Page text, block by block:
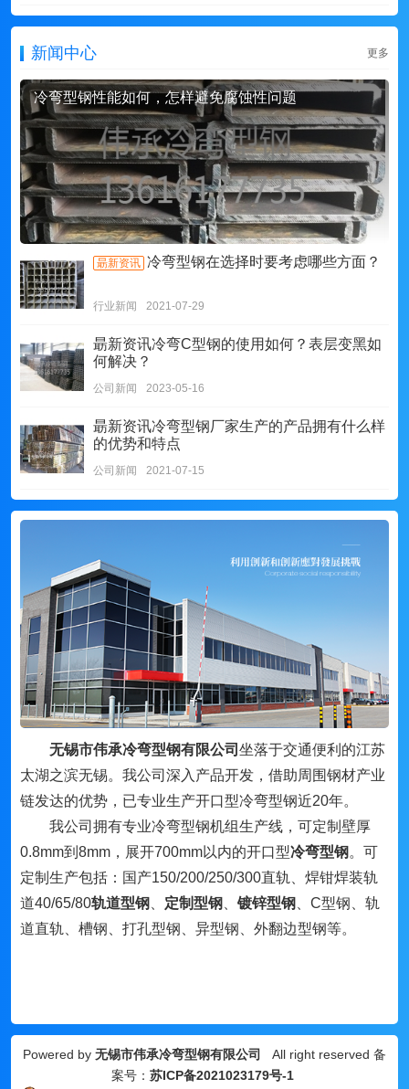
新闻中心 更多
冷弯型钢性能如何，怎样避免腐蚀性问题
朂新资讯 冷弯型钢在选择时要考虑哪些方面？
行业新闻 2021-07-29
朂新资讯冷弯C型钢的使用如何？表层变黑如
何解决？
公司新闻 2023-05-16
朂新资讯冷弯型钢厂家生产的产品拥有什么样
的优势和特点
公司新闻 2021-07-15
无锡市伟承冷弯型钢有限公司 坐落于交通便利的江苏
太湖之滨无锡。我公司深入产品开发，借助周围钢材产业
链发达的优势，已专业生产开口型冷弯型钢近20年。
我公司拥有专业冷弯型钢机组生产线，可定制壁厚
0.8mm到8mm，展开700mm以内的开口型冷弯型钢 。可
定制生产包括：国产150/200/250/300直轨、焊钳焊装轨
道40/65/80轨道型钢 定制型钢 镀锌型钢
C型钢、轨
道直轨、槽钢、打孔型钢、异型钢、外翻边型钢等。
Powered by 无锡市伟承冷弯型钢有限公司
All right reserved 备
案号： 苏ICP备2021023179号-1